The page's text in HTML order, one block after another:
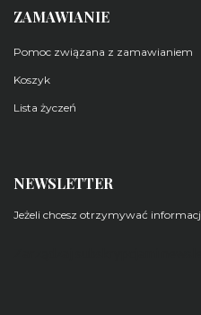
ZAMAWIANIE
Pomoc związana z zamawianiem
Koszyk
Lista życzeń
NEWSLETTER
Jeżeli chcesz otrzymywać